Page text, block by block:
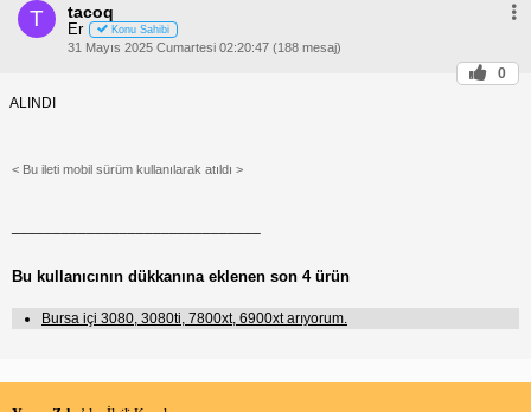
T tacoq
Er Konu Sahibi
31 Mayıs 2025 Cumartesi 02:20:47 (188 mesaj)
0
ALINDI
< Bu ileti mobil sürüm kullanılarak atıldı >
Bu kullanıcının dükkanına eklenen son 4 ürün
Bursa içi 3080, 3080ti, 7800xt, 6900xt arıyorum.